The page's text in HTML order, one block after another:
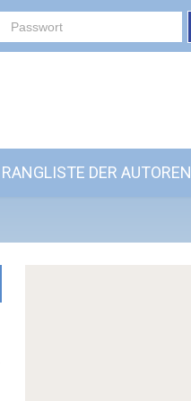
RANGLISTE DER AUTOREN